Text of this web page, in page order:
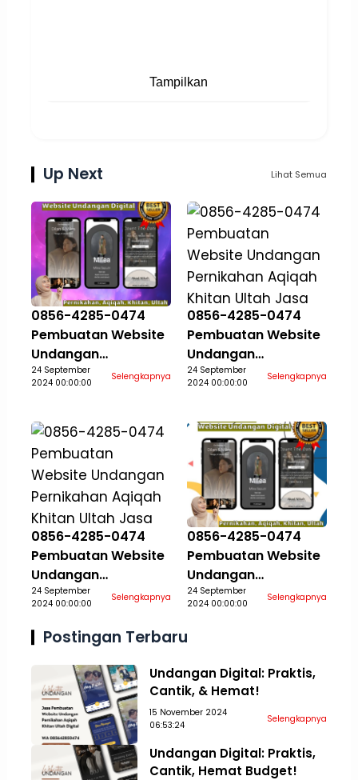
Tampilkan
Up Next Lihat Semua
0856-4285-0474
Pembuatan Website
Undangan
Pernikahan Aqiqah
24 September
2024 00:00:00
Selengkapnya
0856-4285-0474
Pembuatan Website
Undangan
Pernikahan Aqiqah
24 September
2024 00:00:00
Selengkapnya
0856-4285-0474
Pembuatan Website
Undangan
Pernikahan Aqiqah
Aceh Tamiang
24 September
2024 00:00:00
Selengkapnya
0856-4285-0474
Pembuatan Website
Undangan
Pernikahan Aqiqah
Aceh Tengah
24 September
2024 00:00:00
Selengkapnya
Postingan Terbaru
Undangan Digital: Praktis,
Cantik, & Hemat!
15 November 2024
06:53:24
Selengkapnya
Undangan Digital: Praktis,
Cantik, Hemat Budget!